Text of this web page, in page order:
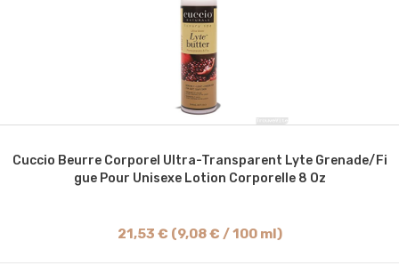
Cuccio Beurre Corporel Ultra-Transparent Lyte Grenade/Fi
Gue Pour Unisexe Lotion Corporelle 8 Oz
21,53 € (9,08 € / 100 ml)